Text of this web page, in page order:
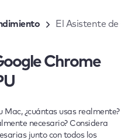
El Asistente de
Chrome
¿cuántas usas realmente?
necesario? Considera
junto con todos los